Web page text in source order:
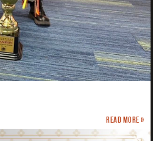
Read more »